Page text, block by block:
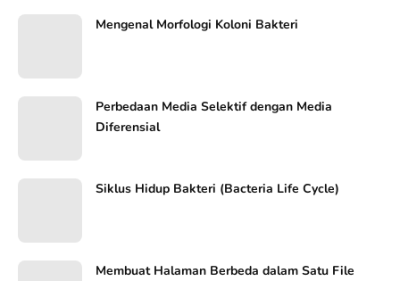
Mengenal Morfologi Koloni Bakteri
Perbedaan Media Selektif dengan Media
Diferensial
Siklus Hidup Bakteri (Bacteria Life Cycle)
Membuat Halaman Berbeda dalam Satu File